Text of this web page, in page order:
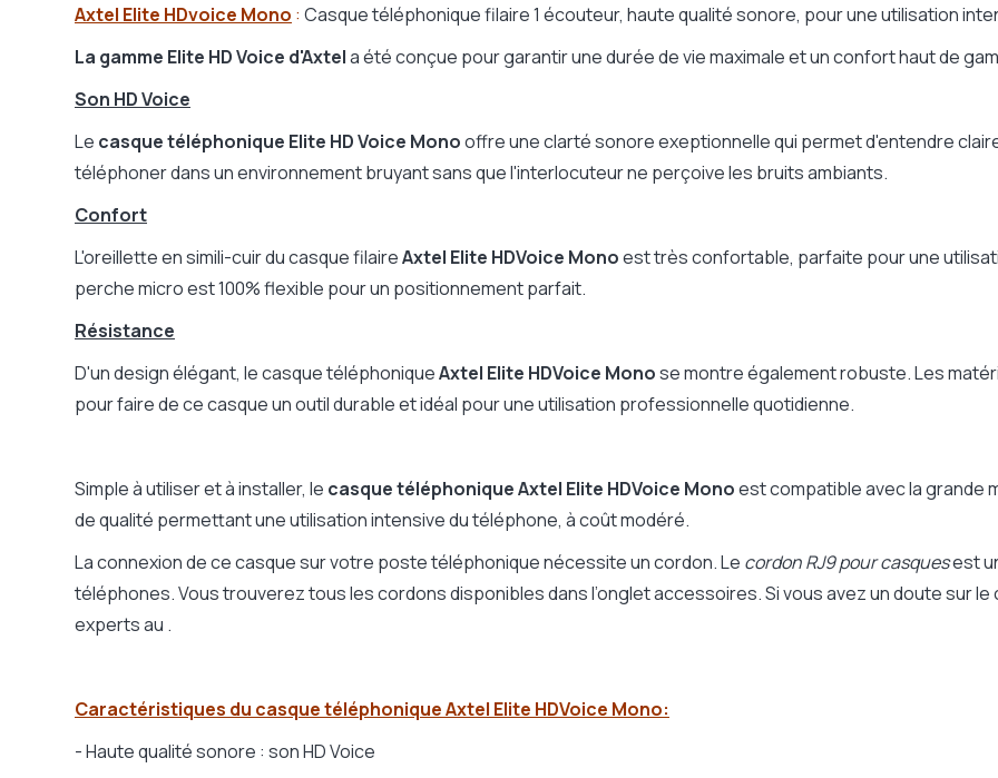
Convient à un usage
Intensif
Matière des écouteurs
en simili-cuir
Protection acoustique
Mode muet
Non
Bluetooth
Non
Témoin lumineux d'appel
Fonction conférence téléphonique
Non
Optimisé Microsoft Teams / Zoom
Non
Garantie
Microphone
Perche-micro standard
Micro / Environnement
Environnement bruyant
Axtel Elite HDvoice Mono : Casque téléphonique filaire 1 écouteur, haute qualité sonore, pour une utilisation
La gamme Elite HD Voice d'Axtela été conçue pour garantir une durée de vie maximale et un confort haut de
Son HD Voice
Le casque téléphonique Elite HD Voice Monooffre une clarté sonore exeptionnelle qui permet d'entendre
téléphoner dans un environnement bruyant sans que l'interlocuteur ne perçoive les bruits ambiants.
Confort
L'oreillette en simili-cuir du casque filaireAxtel Elite HDVoice Monoest très confortable, parfaite pour une
perche micro est 100% flexible pour un positionnement parfait.
Résistance
D'un design élégant, le casque téléphoniqueAxtel Elite HDVoice Monose montre également robuste. Les
pour faire de ce casque un outil durable et idéal pour une utilisation professionnelle quotidienne.
Simple à utiliser et à installer, le casque téléphonique Axtel Elite HDVoice Monoest compatible avec la grande
de qualité permettant une utilisation intensive du téléphone, à coût modéré.
La connexion de ce casque sur votre poste téléphonique nécessite un cordon. Le cordon RJ9 pour casquesest
téléphones. Vous trouverez tous les cordons disponibles dans l’onglet accessoires. Si vous avez un doute sur
experts au .
Caractéristiques du casque téléphonique Axtel Elite HDVoice Mono:
- Haute qualité sonore : son HD Voice